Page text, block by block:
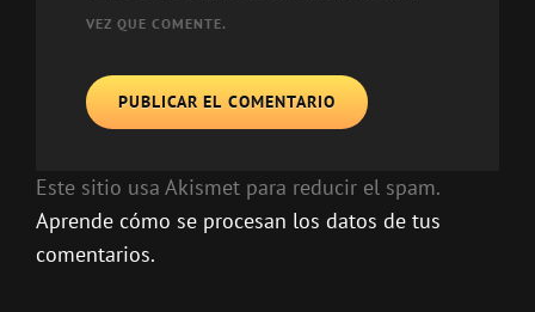
VEZ QUE COMENTE.
Este sitio usa Akismet para reducir el spam.
Aprende cómo se procesan los datos de tus
comentarios.